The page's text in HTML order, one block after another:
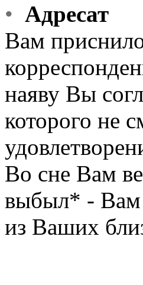
• Адресат
Вам
наяву Вы
которого не
Во сне Вам
выбыл* - Вам
из Ваших